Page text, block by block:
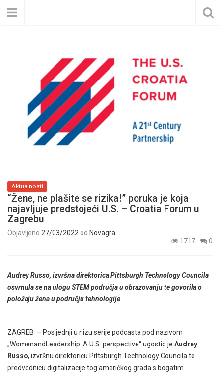
Aktualnosti
“Žene, ne plašite se rizika!” poruka je koja
najavljuje predstojeći U.S. – Croatia Forum u
Zagrebu
Objavljeno 27/03/2022 od Novagra
1717
0
Audrey Russo, izvršna direktorica Pittsburgh Technology Councila
osvrnula se na ulogu STEM područja u obrazovanju te govorila o
položaju žena u području tehnologije
ZAGREB – Posljednji u nizu serije podcasta pod nazivom
„WomenandLeadership: A U.S. perspective“ ugostio je Audrey
Russo, izvršnu direktoricu Pittsburgh Technology Councila te
predvodnicu digitalizacije tog američkog grada s bogatim